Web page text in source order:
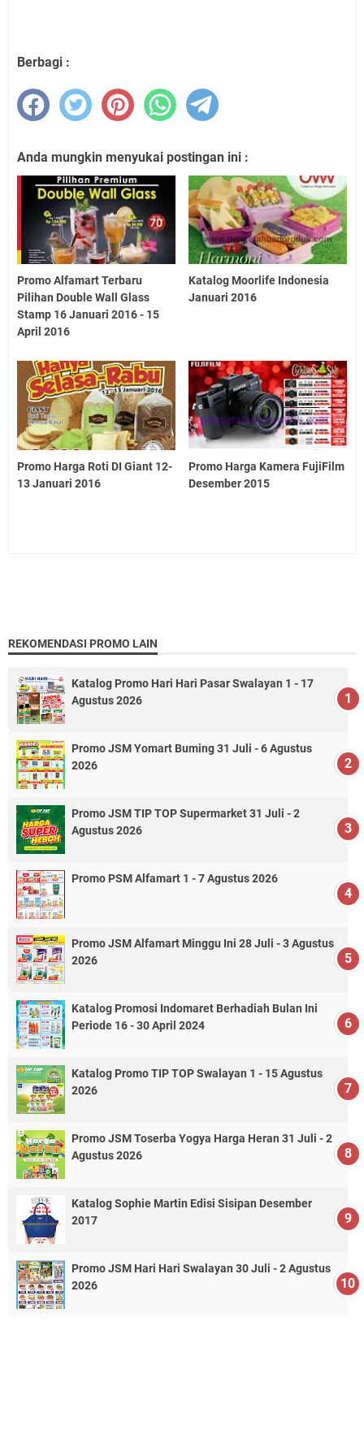
Berbagi :
Anda mungkin menyukai postingan ini :
Promo Alfamart Terbaru
Pilihan Double Wall Glass
Stamp 16 Januari 2016 - 15
April 2016
Katalog Moorlife Indonesia
Januari 2016
Promo Harga Roti DI Giant 12-
13 Januari 2016
Promo Harga Kamera FujiFilm
Desember 2015
REKOMENDASI PROMO LAIN
Katalog Promo Hari Hari Pasar Swalayan 1 - 17
Agustus 2026
Promo JSM Yomart Buming 31 Juli - 6 Agustus
2026
Promo JSM TIP TOP Supermarket 31 Juli - 2
Agustus 2026
Promo PSM Alfamart 1 - 7 Agustus 2026
Promo JSM Alfamart Minggu Ini 28 Juli - 3 Agustus
2026
Katalog Promosi Indomaret Berhadiah Bulan Ini
Periode 16 - 30 April 2024
Katalog Promo TIP TOP Swalayan 1 - 15 Agustus
2026
Promo JSM Toserba Yogya Harga Heran 31 Juli - 2
Agustus 2026
Katalog Sophie Martin Edisi Sisipan Desember
2017
Promo JSM Hari Hari Swalayan 30 Juli - 2 Agustus
2026